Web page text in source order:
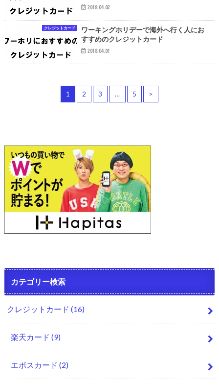
2018.04.02
クレジットカード
ワーキングホリデーで海外へ行く人にお
すすめのクレジットカード
2018.04.01
1 2 3 … 5 >
カテゴリー検索
クレジットカード (16)
楽天カード (9)
エポスカード (2)